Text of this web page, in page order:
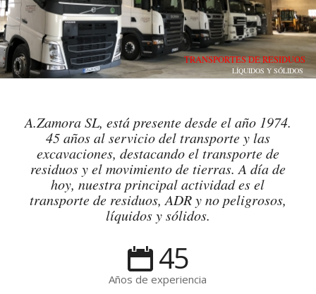
TRANSPORTES DE RESIDUOS
LÍQUIDOS Y SÓLIDOS
A.Zamora SL, está presente desde el año 1974.
45 años al servicio del transporte y las
excavaciones, destacando el transporte de
residuos y el movimiento de tierras. A día de
hoy, nuestra principal actividad es el
transporte de residuos, ADR y no peligrosos,
líquidos y sólidos.
45
Años de experiencia